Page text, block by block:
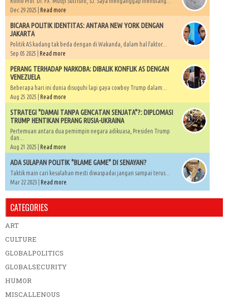
Dec 29 2025 | Read more
BICARA POLITIK IDENTITAS: ANTARA NEW YORK DENGAN
JAKARTA
Politik AS kadang tak beda dengan di Wakanda, dalam hal faktor...
Sep 05 2025 | Read more
PERANG TERHADAP NARKOBA: DIBALIK KONFLIK AS DENGAN
VENEZUELA
Beberapa hari ini dunia disuguhi lagi gaya cowboy Trump dalam...
Aug 25 2025 | Read more
STRATEGI "DAMAI TANPA GENCATAN SENJATA"?: DIPLOMASI
TRUMP HENTIKAN PERANG RUSIA-UKRAINA
Pertemuan antara dua pemimpin negara adikuasa, Presiden Trump
dan...
Aug 21 2025 | Read more
ADA SULAPAN POLITIK "BLAME GAME" DI SENAYAN?
Taktik main cari kesalahan mesti diwaspadai jangan sampai terus...
Mar 22 2023 | Read more
CATEGORIES
ART
CULTURE
GLOBALPOLITICS
GLOBALSECURITY
HUMOR
MISCALLENOUS